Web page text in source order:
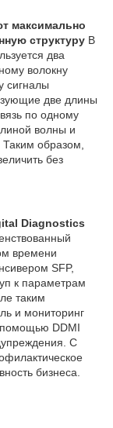
максимально
структуру В
два
волокну
сигналы
две длины
по одному
волны и
образом,
без
Diagnostics
времени
SFP,
к параметрам
таким
и мониторинг
помощью DDMI
С
бизнеса.